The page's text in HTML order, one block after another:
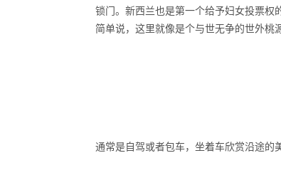
锁门。新西兰也是第一个给予妇女投票权
简单说，这里就像是个与世无争的世外桃源
通常是自驾或者包车，坐着车欣赏沿途的